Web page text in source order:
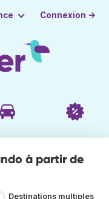
Connexion →
à partir de
Destinations multiples